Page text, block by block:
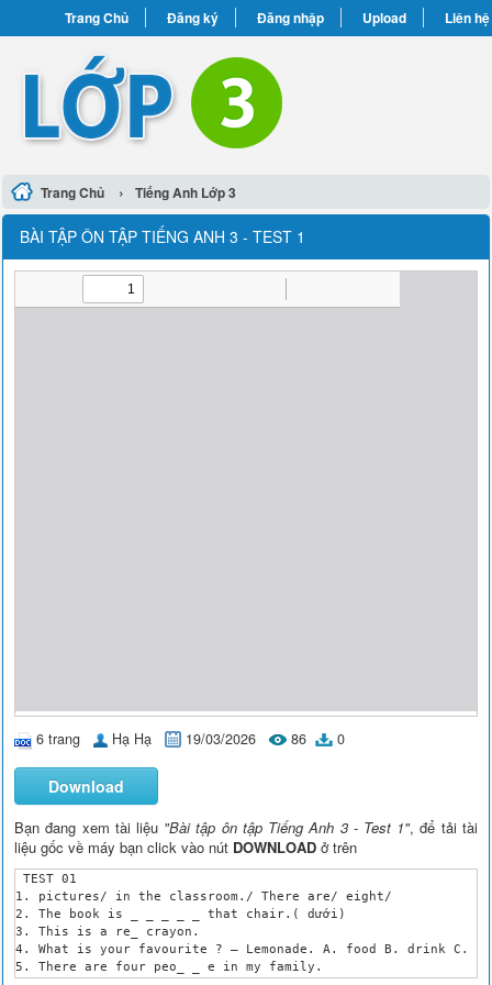
Trang Chủ Đăng ký Đăng nhập Upload Liên hệ
Trang Chủ › Tiếng Anh Lớp 3
BÀI TẬP ÔN TẬP TIẾNG ANH 3 - TEST 1
6 trang Hạ Hạ 19/03/2026 86 0
Download
Bạn đang xem tài liệu "Bài tập ôn tập Tiếng Anh 3 - Test 1", để tải tài
liệu gốc về máy bạn click vào nút DOWNLOAD ở trên
TEST 01
1. pictures/ in the classroom./ There are/ eight/
2. The book is _ _ _ _ _ that chair.( dưới)
3. This is a re_ crayon.
4. What is your favourite ? – Lemonade. A. food B. drink C.
5. There are four peo_ _ e in my family.